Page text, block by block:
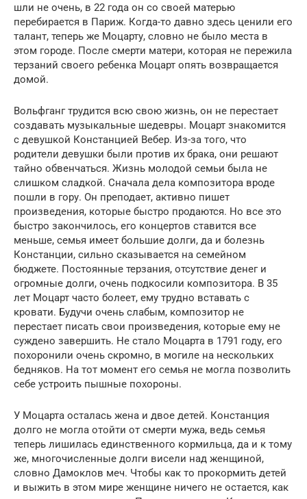
шли не очень, в 22 года он со своей матерью
перебирается в Париж. Когда-то давно здесь ценили его
талант, теперь же Моцарту, словно не было места в
этом городе. После смерти матери, которая не пережила
терзаний своего ребенка Моцарт опять возвращается
домой.
Вольфганг трудится всю свою жизнь, он не перестает
создавать музыкальные шедевры. Моцарт знакомится
с девушкой Констанцией Вебер. Из-за того, что
родители девушки были против их брака, они решают
тайно обвенчаться. Жизнь молодой семьи была не
слишком сладкой. Сначала дела композитора вроде
пошли в гору. Он преподает, активно пишет
произведения, которые быстро продаются. Но все это
быстро закончилось, его концертов ставится все
меньше, семья имеет большие долги, да и болезнь
Констанции, сильно сказывается на семейном
бюджете. Постоянные терзания, отсутствие денег и
огромные долги, очень подкосили композитора. В 35
лет Моцарт часто болеет, ему трудно вставать с
кровати. Будучи очень слабым, композитор не
перестает писать свои произведения, которые ему не
суждено завершить. Не стало Моцарта в 1791 году, его
похоронили очень скромно, в могиле на нескольких
бедняков. На тот момент его семья не могла позволить
себе устроить пышные похороны.
У Моцарта осталась жена и двое детей. Констанция
долго не могла отойти от смерти мужа, ведь семья
теперь лишилась единственного кормильца, да и к тому
же, многочисленные долги висели над женщиной,
словно Дамоклов меч. Чтобы как то прокормить детей
и выжить в этом мире женщине ничего не остается, как